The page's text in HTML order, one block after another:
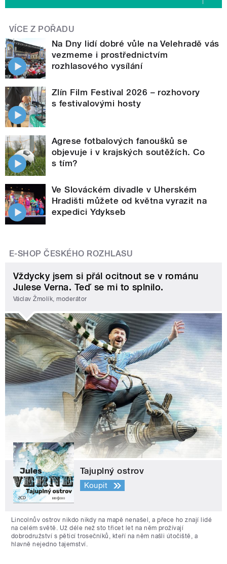
VÍCE Z POŘADU
Na Dny lidí dobré vůle na Velehradě vás
vezmeme i prostřednictvím
rozhlasového vysílání
Zlín Film Festival 2026 – rozhovory
s festivalovými hosty
Agrese fotbalových fanoušků se
objevuje i v krajských soutěžích. Co
s tím?
Ve Slováckém divadle v Uherském
Hradišti můžete od května vyrazit na
expedici Ydykseb
E-SHOP ČESKÉHO ROZHLASU
Vždycky jsem si přál ocitnout se v románu
Julese Verna. Teď se mi to splnilo.
Václav Žmolík, moderátor
Tajuplný ostrov
Koupit
Lincolnův ostrov nikdo nikdy na mapě nenašel, a přece ho znají lidé
na celém světě. Už déle než sto třicet let na něm prožívají
dobrodružství s pěticí trosečníků, kteří na něm našli útočiště, a
hlavně nejedno tajemství.